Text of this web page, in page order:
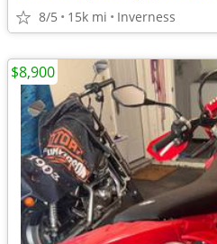
8/5 15k mi Inverness
$8,900